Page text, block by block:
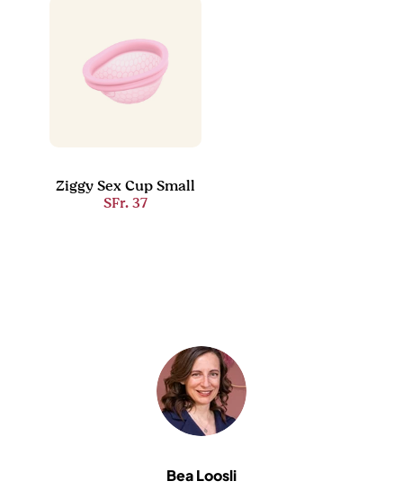
Ziggy Sex Cup Small
SFr. 37
Bea Loosli